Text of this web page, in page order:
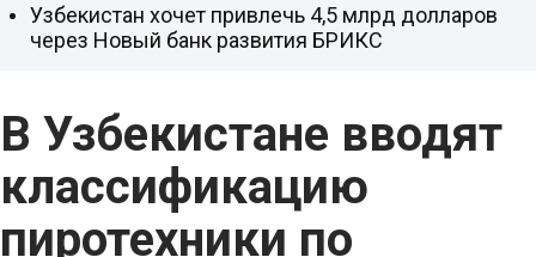
В Узбекистане вводят
классификацию
пиротехники по
Узбекистан хочет привлечь 4,5 млрд долларов
через Новый банк развития БРИКС